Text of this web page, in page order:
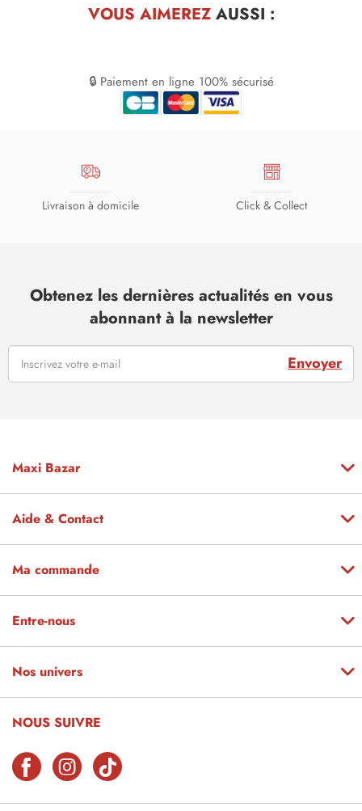
VOUS AIMEREZAUSSI :
🔒 Paiement en ligne 100% sécurisé
Livraison à domicile Click & Collect
Obtenez les dernières actualités en vous
abonnant à la newsletter
Envoyer
Maxi Bazar
Aide & Contact
Ma commande
Entre-nous
Nos univers
NOUS SUIVRE